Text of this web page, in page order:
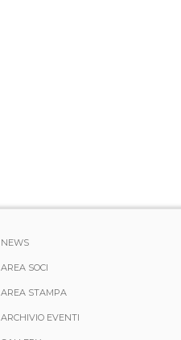
NEWS
AREA SOCI
AREA STAMPA
ARCHIVIO EVENTI